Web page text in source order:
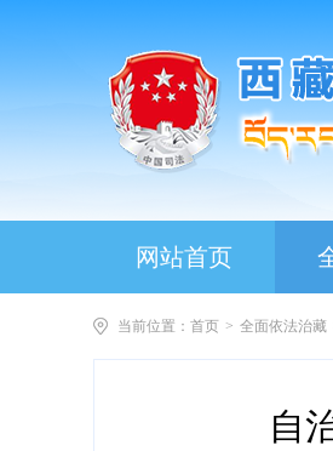
网站首页
当前位置： 首页 > 全面依法治藏
自